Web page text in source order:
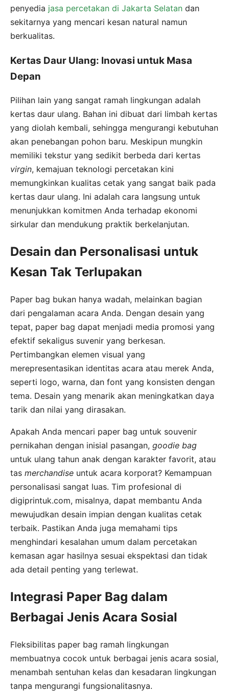
penyedia jasa percetakan di Jakarta Selatan dan
sekitarnya yang mencari kesan natural namun
berkualitas.
Kertas Daur Ulang: Inovasi untuk Masa
Depan
Pilihan lain yang sangat ramah lingkungan adalah
kertas daur ulang. Bahan ini dibuat dari limbah kertas
yang diolah kembali, sehingga mengurangi kebutuhan
akan penebangan pohon baru. Meskipun mungkin
memiliki tekstur yang sedikit berbeda dari kertas
virgin, kemajuan teknologi percetakan kini
memungkinkan kualitas cetak yang sangat baik pada
kertas daur ulang. Ini adalah cara langsung untuk
menunjukkan komitmen Anda terhadap ekonomi
sirkular dan mendukung praktik berkelanjutan.
Desain dan Personalisasi untuk
Kesan Tak Terlupakan
Paper bag bukan hanya wadah, melainkan bagian
dari pengalaman acara Anda. Dengan desain yang
tepat, paper bag dapat menjadi media promosi yang
efektif sekaligus suvenir yang berkesan.
Pertimbangkan elemen visual yang
merepresentasikan identitas acara atau merek Anda,
seperti logo, warna, dan font yang konsisten dengan
tema. Desain yang menarik akan meningkatkan daya
tarik dan nilai yang dirasakan.
Apakah Anda mencari paper bag untuk souvenir
pernikahan dengan inisial pasangan, goodie bag
untuk ulang tahun anak dengan karakter favorit, atau
tas merchandise untuk acara korporat? Kemampuan
personalisasi sangat luas. Tim profesional di
digiprintuk.com, misalnya, dapat membantu Anda
mewujudkan desain impian dengan kualitas cetak
terbaik. Pastikan Anda juga memahami tips
menghindari kesalahan umum dalam percetakan
kemasan agar hasilnya sesuai ekspektasi dan tidak
ada detail penting yang terlewat.
Integrasi Paper Bag dalam
Berbagai Jenis Acara Sosial
Fleksibilitas paper bag ramah lingkungan
membuatnya cocok untuk berbagai jenis acara sosial,
menambah sentuhan kelas dan kesadaran lingkungan
tanpa mengurangi fungsionalitasnya.